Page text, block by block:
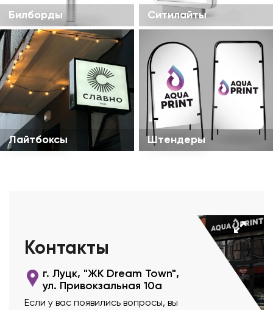
Билборды Ситилайты
Лайтбоксы Штендеры
Контакты
г. Луцк, "ЖК Dream Town",
ул. Привокзальная 10а
Если у вас появились вопросы, вы